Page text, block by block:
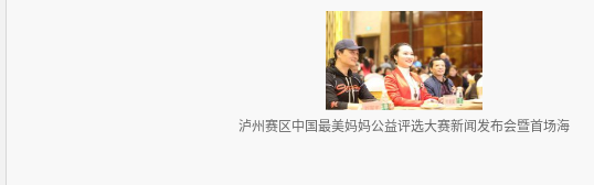
泸州赛区中国最美妈妈公益评选大赛新闻发布会暨首场海